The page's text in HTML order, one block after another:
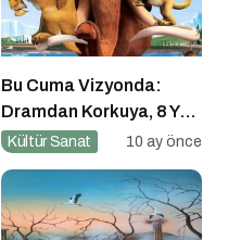
Bu Cuma Vizyonda:
Dramdan Korkuya, 8 Yeni
Film Sinemaseverlerle
Kültür Sanat 10 ay önce